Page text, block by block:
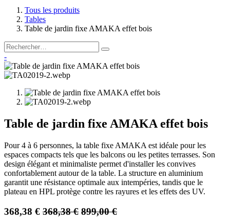
Tous les produits
Tables
Table de jardin fixe AMAKA effet bois
-
Table de jardin fixe AMAKA effet bois
Pour 4 à 6 personnes, la table fixe AMAKA est idéale pour les
espaces compacts tels que les balcons ou les petites terrasses. Son
design élégant et minimaliste permet d'installer les convives
confortablement autour de la table. La structure en aluminium
garantit une résistance optimale aux intempéries, tandis que le
plateau en HPL protège contre les rayures et les effets des UV.
368,38 € 368,38€ 899,00€